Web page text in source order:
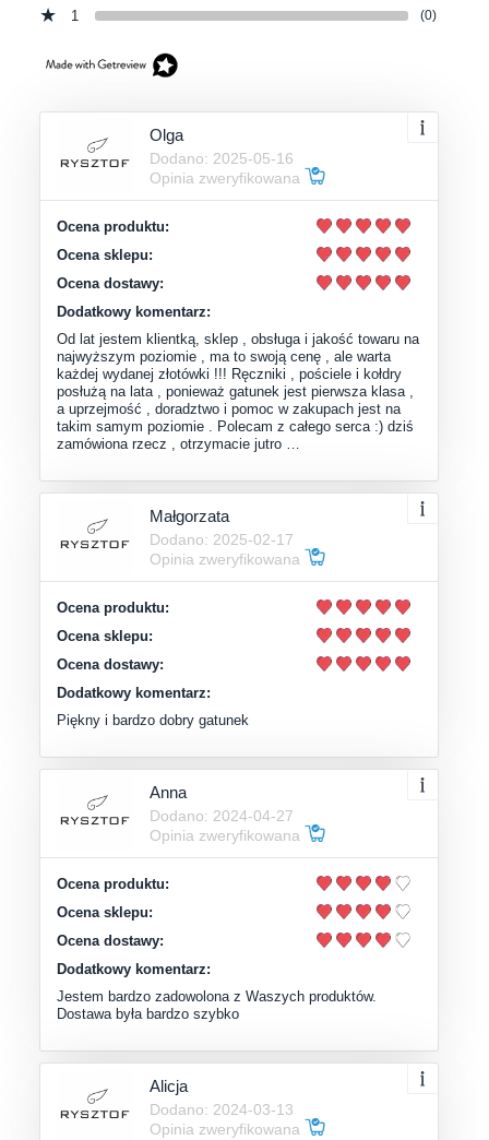
1 (0)
Olga
Dodano: 2025-05-16
Opinia zweryfikowana
Ocena produktu:
Ocena sklepu:
Ocena dostawy:
Dodatkowy komentarz:
Od lat jestem klientką, sklep , obsługa i jakość towaru na
najwyższym poziomie , ma to swoją cenę , ale warta
każdej wydanej złotówki !!! Ręczniki , pościele i kołdry
posłużą na lata , ponieważ gatunek jest pierwsza klasa ,
a uprzejmość , doradztwo i pomoc w zakupach jest na
takim samym poziomie . Polecam z całego serca :) dziś
zamówiona rzecz , otrzymacie jutro …
Małgorzata
Dodano: 2025-02-17
Opinia zweryfikowana
Ocena produktu:
Ocena sklepu:
Ocena dostawy:
Dodatkowy komentarz:
Piękny i bardzo dobry gatunek
Anna
Dodano: 2024-04-27
Opinia zweryfikowana
Ocena produktu:
Ocena sklepu:
Ocena dostawy:
Dodatkowy komentarz:
Jestem bardzo zadowolona z Waszych produktów.
Dostawa była bardzo szybko
Alicja
Dodano: 2024-03-13
Opinia zweryfikowana